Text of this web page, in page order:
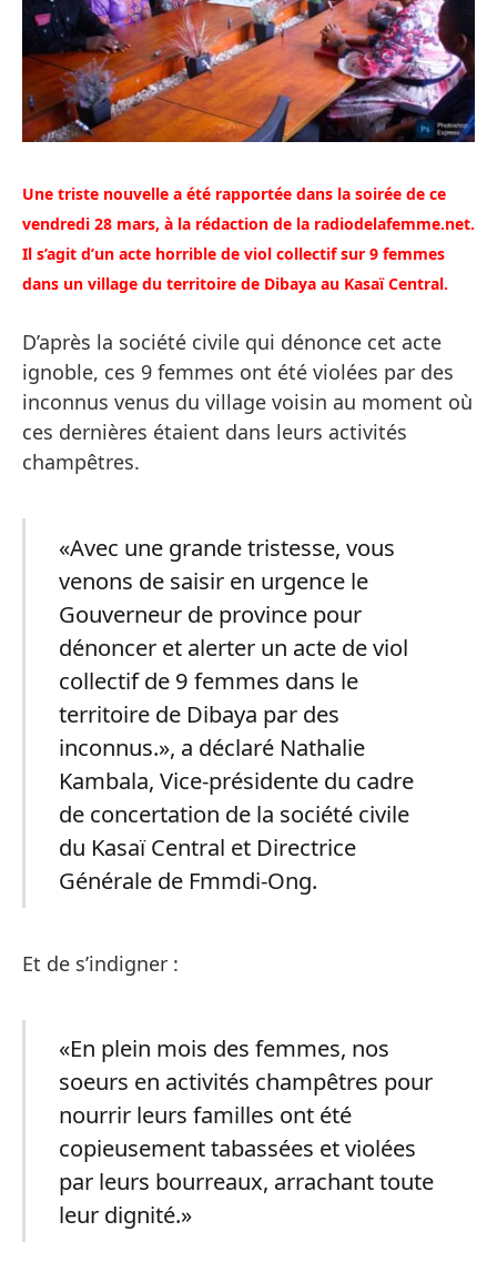
Une triste nouvelle a été rapportée dans la soirée de ce
vendredi 28 mars, à la rédaction de la radiodelafemme.net.
Il s’agit d’un acte horrible de viol collectif sur 9 femmes
dans un village du territoire de Dibaya au Kasaï Central.
D’après la société civile qui dénonce cet acte
ignoble, ces 9 femmes ont été violées par des
inconnus venus du village voisin au moment où
ces dernières étaient dans leurs activités
champêtres.
«Avec une grande tristesse, vous
venons de saisir en urgence le
Gouverneur de province pour
dénoncer et alerter un acte de viol
collectif de 9 femmes dans le
territoire de Dibaya par des
inconnus.», a déclaré Nathalie
Kambala, Vice-présidente du cadre
de concertation de la société civile
du Kasaï Central et Directrice
Générale de Fmmdi-Ong.
Et de s’indigner :
«En plein mois des femmes, nos
soeurs en activités champêtres pour
nourrir leurs familles ont été
copieusement tabassées et violées
par leurs bourreaux, arrachant toute
leur dignité.»